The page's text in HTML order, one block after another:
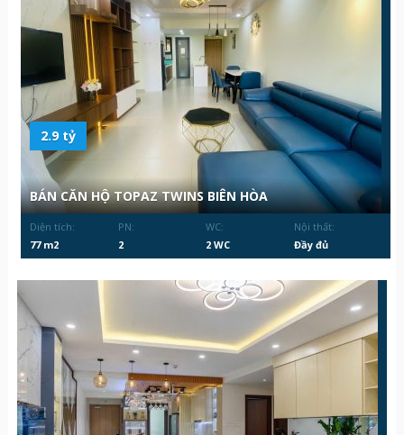
2.9 tỷ
BÁN CĂN HỘ TOPAZ TWINS BIÊN HÒA
Diện tích:
77 m2
PN:
2
WC:
2 WC
Nội thất:
Đầy đủ